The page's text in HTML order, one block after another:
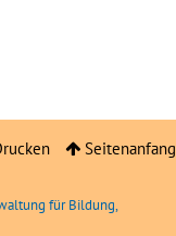
Seitenanfang
für Bildung,